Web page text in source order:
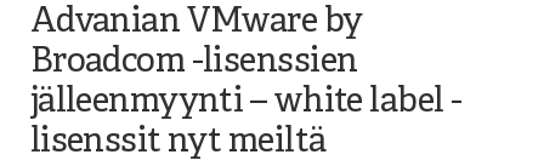
Advanian VMware by
Broadcom -lisenssien
jälleenmyynti – white label -
lisenssit nyt meiltä